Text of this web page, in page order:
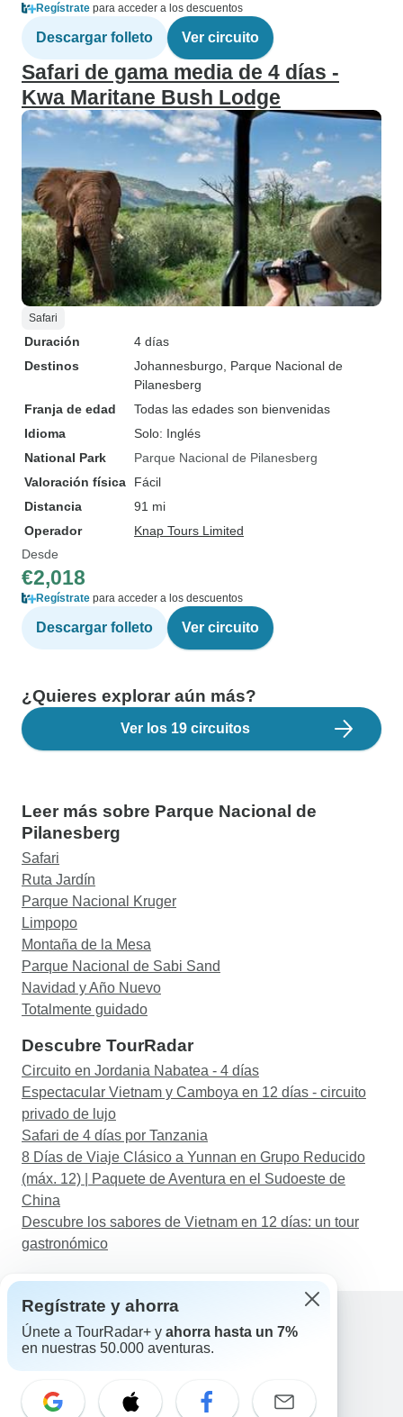
Regístrate para acceder a los descuentos
Descargar folleto Ver circuito
Safari de gama media de 4 días -
Kwa Maritane Bush Lodge
Safari
Duración
4 días
Destinos
Johannesburgo , Parque Nacional de
Pilanesberg
Franja de edad
Todas las edades son bienvenidas
Idioma
Solo: Inglés
National Park
Parque Nacional de Pilanesberg
Valoración física
Fácil
Distancia
91 mi
Operador
Knap Tours Limited
Desde
€2,018
Regístrate para acceder a los descuentos
Descargar folleto Ver circuito
¿Quieres explorar aún más?
Ver los 19 circuitos
Leer más sobre Parque Nacional de
Pilanesberg
Safari
Ruta Jardín
Parque Nacional Kruger
Limpopo
Montaña de la Mesa
Parque Nacional de Sabi Sand
Navidad y Año Nuevo
Totalmente guidado
Descubre TourRadar
Circuito en Jordania Nabatea - 4 días
Espectacular Vietnam y Camboya en 12 días - circuito
privado de lujo
Safari de 4 días por Tanzania
8 Días de Viaje Clásico a Yunnan en Grupo Reducido
(máx. 12) | Paquete de Aventura en el Sudoeste de
China
Descubre los sabores de Vietnam en 12 días: un tour
gastronómico
Ayuda
Correo electrónico: support@tourradar.com
Regístrate y ahorra
Únete a TourRadar+ y ahorra hasta un 7%
en nuestras 50.000 aventuras.